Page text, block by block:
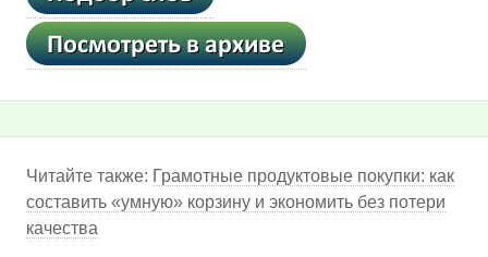
Читайте также: Грамотные продуктовые покупки: как
составить «умную» корзину и экономить без потери
качества